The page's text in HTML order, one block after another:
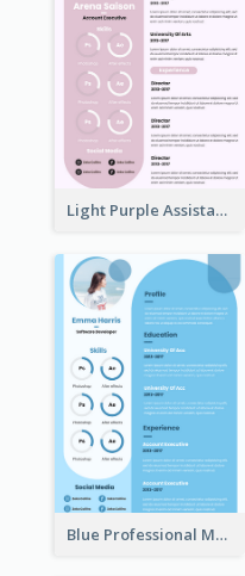
Light Purple Assistant Resume
Blue Professional Marketing Resume